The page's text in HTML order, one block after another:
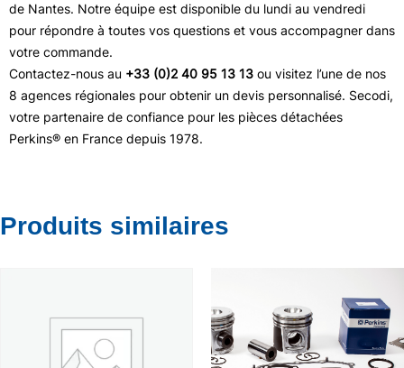
de Nantes. Notre équipe est disponible du lundi au vendredi
pour répondre à toutes vos questions et vous accompagner dans
votre commande.
Contactez-nous au +33 (0)2 40 95 13 13 ou visitez l’une de nos
8 agences régionales pour obtenir un devis personnalisé. Secodi,
votre partenaire de confiance pour les pièces détachées
Perkins® en France depuis 1978.
Produits similaires